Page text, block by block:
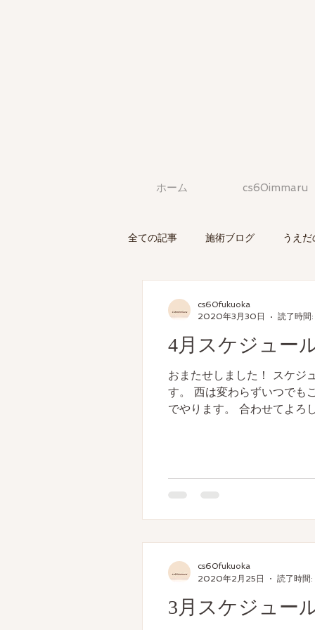
ホーム cs60immaru
全ての記事 施術ブログ うえ
4月スケジュー
おまたせしました！ スケジ
す。 西は変わらずいつでも
でやります。 合わせてよろ
cs60fukuoka
2020年3月30日
読了時間:
3月スケジュー
cs60fukuoka
2020年2月25日
読了時間: